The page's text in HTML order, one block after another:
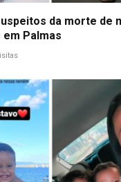
da morte de
Palmas